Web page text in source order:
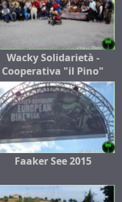
Wacky Solidarietà -
Cooperativa "il Pino"
Faaker See 2015